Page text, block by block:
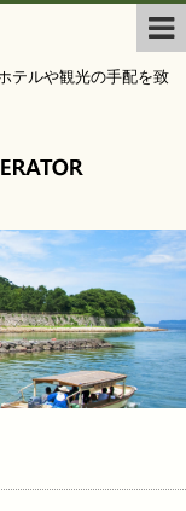
テルや観光の手配を致